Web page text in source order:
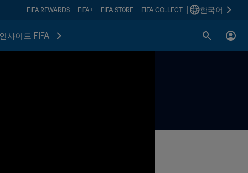
FIFA REWARDS FIFA+ FIFA STORE FIFA COLLECT 한국어
인사이드 FIFA